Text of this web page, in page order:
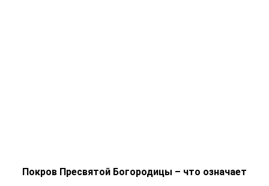
Покров Пресвятой Богородицы – что означает